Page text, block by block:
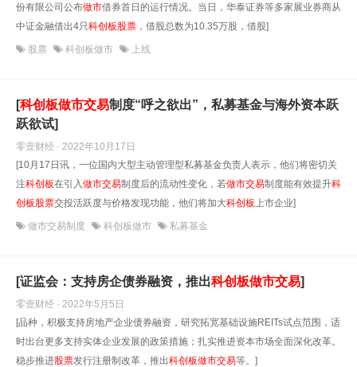
份有限公司公布做市借券首日的运行情况。当日，华泰证券等多家展业券商从
中证金融借出4只科创板股票 ，借股总数为10.35万股，借股]
股票 科创板做市 上线
[科创板做市交易制度“呼之欲出”，私募基金与海外资本跃
跃欲试]
零壹财经 · 2022年10月17日
[10月17日讯，一位国内大型主动管理型私募基金负责人表示，他们将密切关
注科创板在引入做市交易制度后的流动性变化，若做市交易制度能有效提升科
创板股票交投活跃度与价格发现功能，他们将加大科创板上市企业]
做市交易制度 科创板做市 私募基金
[证监会：支持房企债券融资，推出科创板做市交易]
零壹财经 · 2022年5月5日
[品种，积极支持房地产企业债券融资，研究拓宽基础设施REITs试点范围，适
时出台更多支持实体企业发展的政策措施；扎实推进资本市场全面深化改革。
稳步推进股票发行注册制改革，推出科创板做市交易等。]